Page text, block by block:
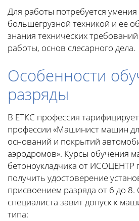
Для работы потребуется
большегрузной техникой и ее
знания технических
работы, основ слесарного дела.
Особенности
разряды
В ЕТКС профессия
профессии «Машинист машин
оснований и покрытий
аэродромов». Курсы обучения
бетоноукладчика от ИСОЦЕНТР
получить удостоверение
присвоением разряда от 6 до
специалиста завит допуск к
типа: